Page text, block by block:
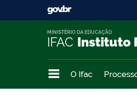
IFAC Instituto
MINISTÉRIO DA EDUCAÇÃO
O Ifac